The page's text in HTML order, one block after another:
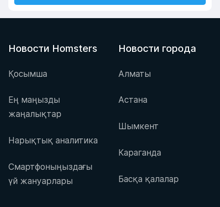
Новости Homsters
Қосымша
Ең маңызды
жаңалықтар
Нарықтық аналитика
Смартфоныңыздағы
үй жануарлары
Новости города
Алматы
Астана
Шымкент
Караганда
Басқа қалалар